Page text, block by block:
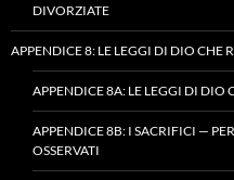
DIVORZIATE
APPENDICE 8: LE LEGGI DI DIO CHE
APPENDICE 8A: LE LEGGI DI DIO
APPENDICE 8B: I SACRIFICI —
OSSERVATI